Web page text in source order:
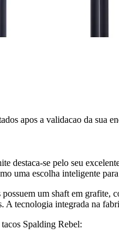
apos a validacao da sua
destaca-se pelo seu
uma escolha inteligente
possuem um shaft em
A tecnologia integrada na
Spalding Rebel: